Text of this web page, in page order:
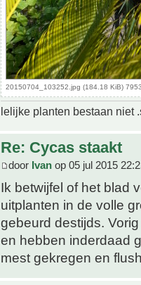
20150704_103252.jpg (184.18 KiB)
lelijke planten bestaan niet
Re: Cycas staakt
door Ivan op 05 jul 2015
Ik betwijfel of het blad
uitplanten in de volle
gebeurd destijds.
en hebben inderdaad
mest gekregen en